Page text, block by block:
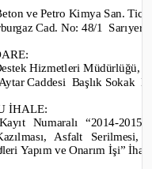
ve Petro Kimya San. Tic.
Cad. No: 48/1
:
Hizmetleri Müdürlüğü,
Aytar Caddesi Başlık Sokak
İHALE:
Numaralı “2014-2015-
Asfalt
Yapım ve Onarım İşi”